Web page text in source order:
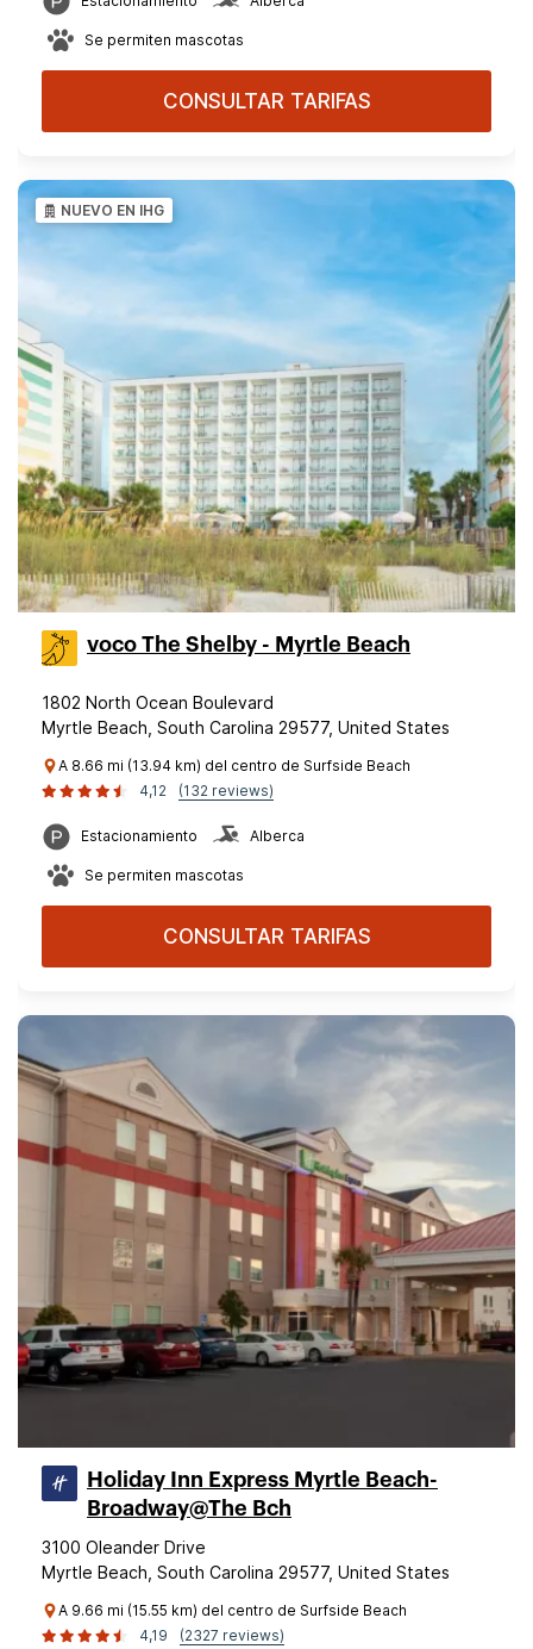
Se permiten mascotas
CONSULTAR TARIFAS
NUEVO EN IHG
voco The Shelby - Myrtle Beach
1802 North Ocean Boulevard
Myrtle Beach, South Carolina 29577, United States
A 8.66 mi (13.94 km) del centro de Surfside Beach
4,12
(132 reviews)
Estacionamiento Alberca
Se permiten mascotas
CONSULTAR TARIFAS
Holiday Inn Express Myrtle Beach-
Broadway@The Bch
3100 Oleander Drive
Myrtle Beach, South Carolina 29577, United States
A 9.66 mi (15.55 km) del centro de Surfside Beach
4,19
(2327 reviews)